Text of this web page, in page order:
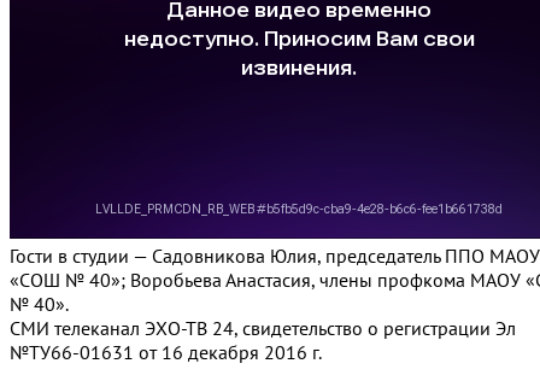
Гости в студии — Садовникова Юлия, председатель ППО МАОУ
«СОШ № 40»; Воробьева Анастасия, члены профкома МАОУ
№ 40».
СМИ телеканал ЭХО-ТВ 24, свидетельство о регистрации Эл
№ТУ66-01631 от 16 декабря 2016 г.